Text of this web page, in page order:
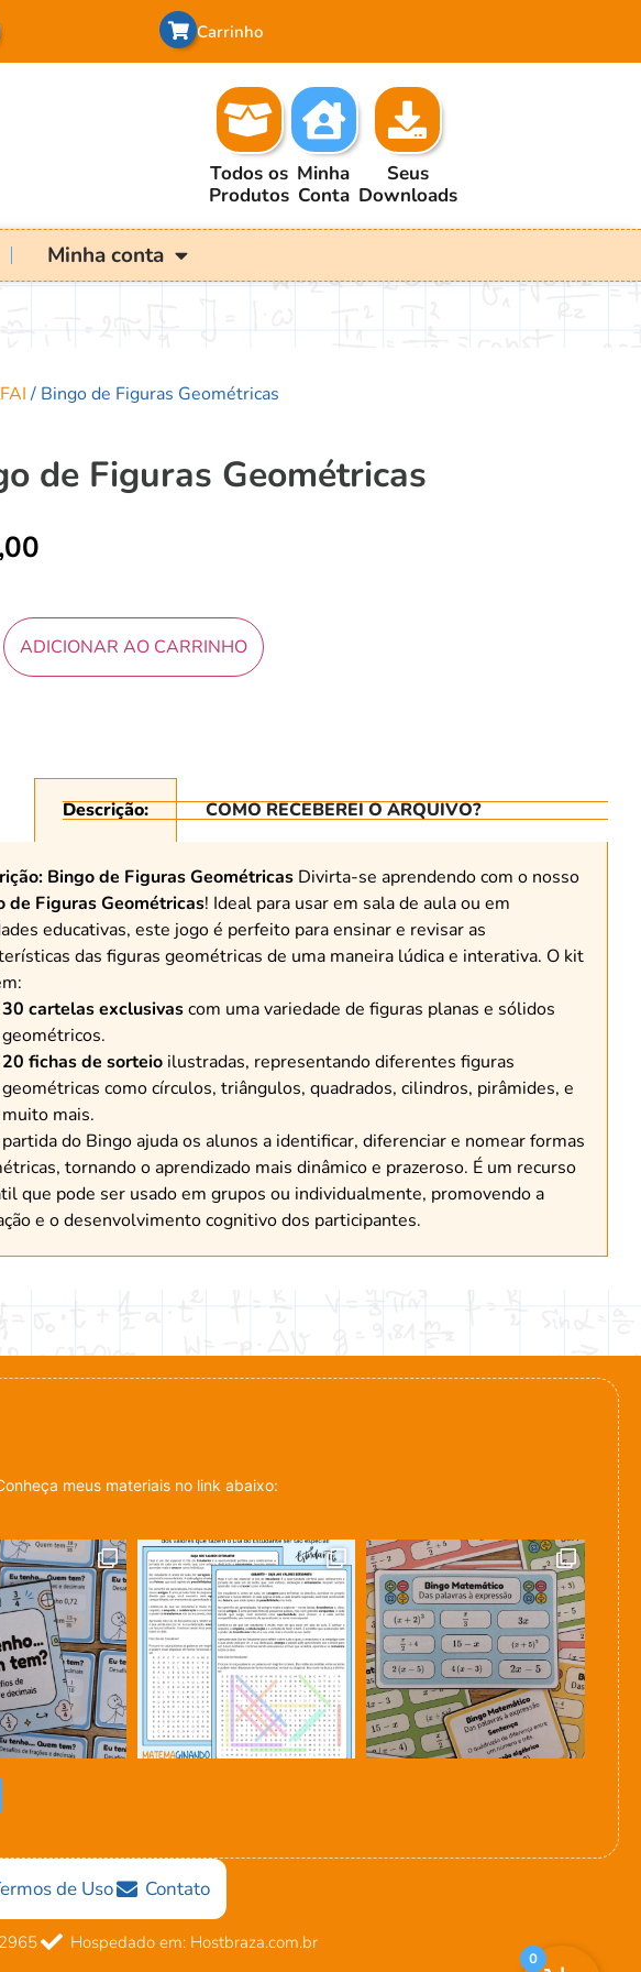
Carrinho
Todos os
Produtos
Minha
Conta
Seus
Downloads
Minha conta
/ Bingo de Figuras Geométricas
de Figuras Geométricas
ADICIONAR AO CARRINHO
Descrição: COMO RECEBEREI O ARQUIVO?
Bingo de Figuras Geométricas Divirta-se aprendendo com o nosso
de Figuras Geométricas! Ideal para usar em sala de aula ou em
educativas, este jogo é perfeito para ensinar e revisar as
das figuras geométricas de uma maneira lúdica e interativa. O kit
30 cartelas exclusivascom uma variedade de figuras planas e sólidos
geométricos.
20 fichas de sorteio ilustradas, representando diferentes figuras
geométricas como círculos, triângulos, quadrados, cilindros, pirâmides, e
muito mais.
partida do Bingo ajuda os alunos a identificar, diferenciar e nomear formas
tornando o aprendizado mais dinâmico e prazeroso. É um recurso
que pode ser usado em grupos ou individualmente, promovendo a
e o desenvolvimento cognitivo dos participantes.
meus materiais no link abaixo:
de Uso Contato
Hospedado em: Hostbraza.com.br
0